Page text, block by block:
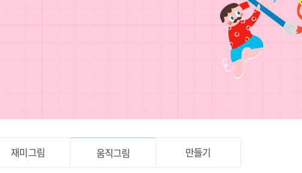
재미그림 움직그림 만들기